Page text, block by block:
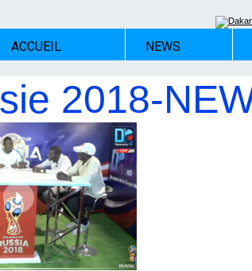
ACCUEIL NEWS
2018-